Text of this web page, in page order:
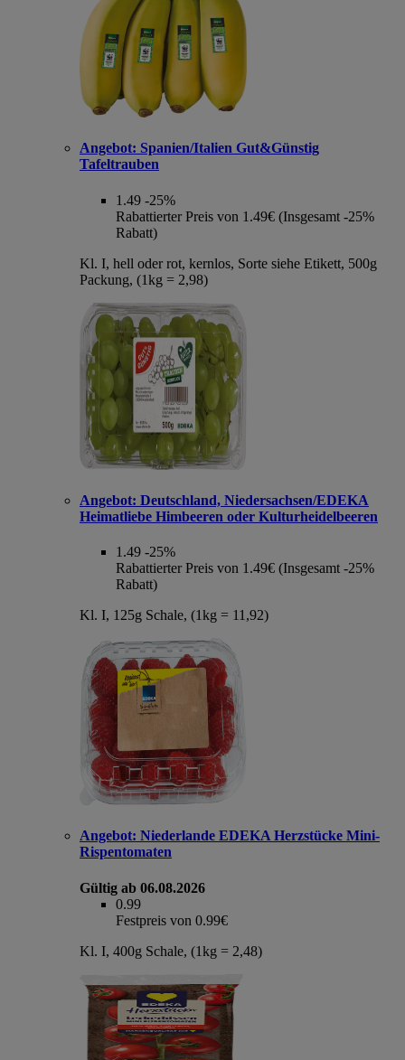
Angebot: Spanien/Italien Gut&Günstig
Tafeltrauben
1.49 -25%
Rabattierter Preis von 1.49€ (Insgesamt -25%
Rabatt)
Kl. I, hell oder rot, kernlos, Sorte siehe Etikett, 500g
Packung, (1kg = 2,98)
Angebot: Deutschland, Niedersachsen/EDEKA
Heimatliebe Himbeeren oder Kulturheidelbeeren
1.49 -25%
Rabattierter Preis von 1.49€ (Insgesamt -25%
Rabatt)
Kl. I, 125g Schale, (1kg = 11,92)
Angebot: Niederlande EDEKA Herzstücke Mini-
Rispentomaten
Gültig ab 06.08.2026
0.99
Festpreis von 0.99€
Kl. I, 400g Schale, (1kg = 2,48)